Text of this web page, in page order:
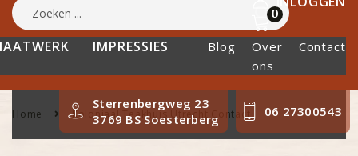
0
IMPRESSIES Blog
Over
ons
Contact
Sterrenbergweg 23
3769 BS Soesterberg
06 27300543
Home Koloniaal Teakhuis Utrecht Contact